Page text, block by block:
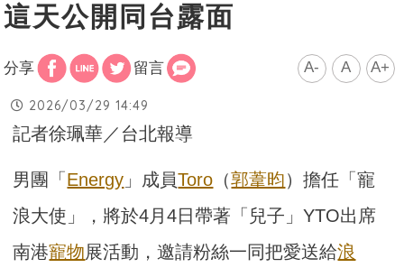
這天公開同台露面
分享 留言 A- A A+
2026/03/29 14:49
記者徐珮華／台北報導
男團「 Energy 」成員Toro （郭葦昀）擔任「寵
浪大使」，將於4月4日帶著「兒子」YTO出席
南港寵物展活動，邀請粉絲一同把愛送給浪